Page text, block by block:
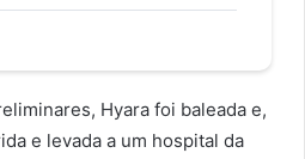
Hyara foi baleada e,
e levada a um hospital da